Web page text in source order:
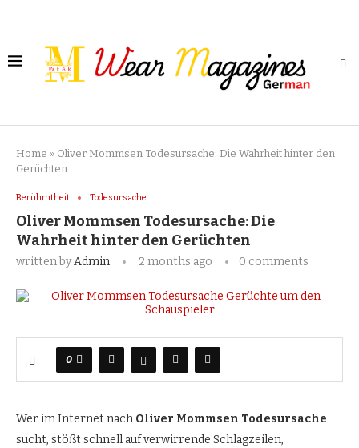
Home » Oliver Mommsen Todesursache: Die Wahrheit hinter den
Gerüchten
Berühmtheit Todesursache
Oliver Mommsen Todesursache: Die
Wahrheit hinter den Gerüchten
written byAdmin 2 months ago 0 comments
0
Wer im Internet nach Oliver Mommsen Todesursache
sucht, stößt schnell auf verwirrende Schlagzeilen,